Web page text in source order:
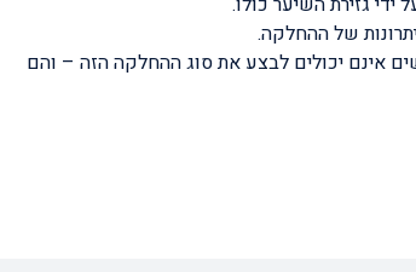
של ההחלקה.
אינם יכולים לבצע את סוג ההחלקה הזה – והם